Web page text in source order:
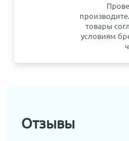
товары
условиям
Отзывы